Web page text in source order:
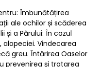
Îmbunătățirea
ale ochilor și scăderea
și a Părului: În cazul
Vindecarea
greu. Întărirea Oaselor
prevenirea și tratarea